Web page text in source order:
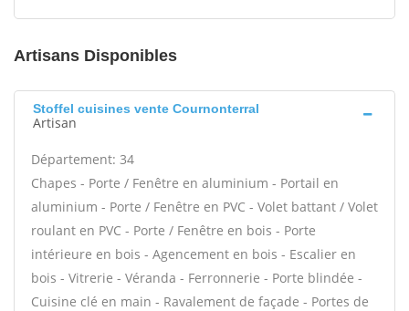
Artisans Disponibles
Stoffel cuisines vente Cournonterral
Artisan
Département: 34
Chapes - Porte / Fenêtre en aluminium - Portail en
aluminium - Porte / Fenêtre en PVC - Volet battant / Volet
roulant en PVC - Porte / Fenêtre en bois - Porte
intérieure en bois - Agencement en bois - Escalier en
bois - Vitrerie - Véranda - Ferronnerie - Porte blindée -
Cuisine clé en main - Ravalement de façade - Portes de